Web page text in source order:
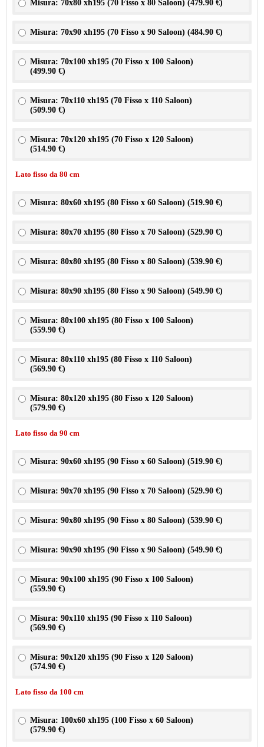
Misura: 70x80 xh195 (70 Fisso x 80 Saloon) (479.90 €)
Misura: 70x90 xh195 (70 Fisso x 90 Saloon) (484.90 €)
Misura: 70x100 xh195 (70 Fisso x 100 Saloon)
(499.90 €)
Misura: 70x110 xh195 (70 Fisso x 110 Saloon)
(509.90 €)
Misura: 70x120 xh195 (70 Fisso x 120 Saloon)
(514.90 €)
Lato fisso da 80 cm
Misura: 80x60 xh195 (80 Fisso x 60 Saloon) (519.90 €)
Misura: 80x70 xh195 (80 Fisso x 70 Saloon) (529.90 €)
Misura: 80x80 xh195 (80 Fisso x 80 Saloon) (539.90 €)
Misura: 80x90 xh195 (80 Fisso x 90 Saloon) (549.90 €)
Misura: 80x100 xh195 (80 Fisso x 100 Saloon)
(559.90 €)
Misura: 80x110 xh195 (80 Fisso x 110 Saloon)
(569.90 €)
Misura: 80x120 xh195 (80 Fisso x 120 Saloon)
(579.90 €)
Lato fisso da 90 cm
Misura: 90x60 xh195 (90 Fisso x 60 Saloon) (519.90 €)
Misura: 90x70 xh195 (90 Fisso x 70 Saloon) (529.90 €)
Misura: 90x80 xh195 (90 Fisso x 80 Saloon) (539.90 €)
Misura: 90x90 xh195 (90 Fisso x 90 Saloon) (549.90 €)
Misura: 90x100 xh195 (90 Fisso x 100 Saloon)
(559.90 €)
Misura: 90x110 xh195 (90 Fisso x 110 Saloon)
(569.90 €)
Misura: 90x120 xh195 (90 Fisso x 120 Saloon)
(574.90 €)
Lato fisso da 100 cm
Misura: 100x60 xh195 (100 Fisso x 60 Saloon)
(579.90 €)